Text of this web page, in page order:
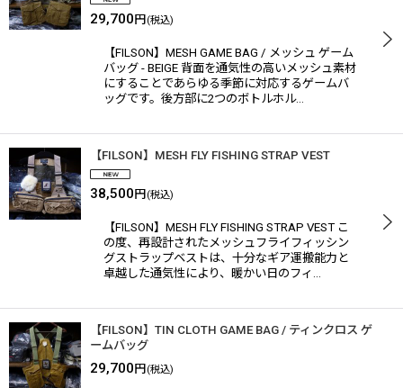
29,700 円 (税込)
【FILSON】MESH GAME BAG / メッシュ ゲーム
バッグ - BEIGE 背面を通気性の高いメッシュ素材
にすることであらゆる季節に対応するゲームバ
ッグです。後方部に2つのボトルホル…
【FILSON】MESH FLY FISHING STRAP VEST
38,500 円 (税込)
【FILSON】MESH FLY FISHING STRAP VEST こ
の度、再設計されたメッシュフライフィッシン
グストラップベストは、十分なギア運搬能力と
卓越した通気性により、暖かい日のフィ…
【FILSON】TIN CLOTH GAME BAG / ティンクロス ゲ
ームバッグ
29,700 円 (税込)